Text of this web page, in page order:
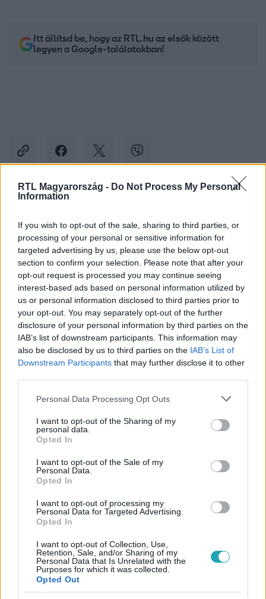
RTL Magyarország - Do Not Process My Personal
Information
If you wish to opt-out of the sale, sharing to third parties, or
processing of your personal or sensitive information for
targeted advertising by us, please use the below opt-out
section to confirm your selection. Please note that after your
opt-out request is processed you may continue seeing
interest-based ads based on personal information utilized by
us or personal information disclosed to third parties prior to
your opt-out. You may separately opt-out of the further
disclosure of your personal information by third parties on the
IAB’s list of downstream participants. This information may
also be disclosed by us to third parties on the IAB’s List of
Downstream Participants that may further disclose it to other
Please note that this website/app uses one or more Google
not limited to your visit or usage behaviour. You may click to
grant or deny consent to Google and its third-party tags to
use your data for below specified purposes in below Google
consent section.
Personal Data Processing Opt Outs
I want to opt-out of the Sharing of my
personal data.
Opted In
I want to opt-out of the Sale of my
Personal Data.
Opted In
I want to opt-out of processing my
Personal Data for Targeted Advertising.
Opted In
I want to opt-out of Collection, Use,
Retention, Sale, and/or Sharing of my
Personal Data that Is Unrelated with the
Purposes for which it was collected.
Opted Out
Itt állítsd be, hogy az RTL.hu az elsők között
legyen a Google-találatokban!
Facebookon is!
Követem
ÉJJEL-NAPPAL BUDAPEST # RTL KLUB
#ADÁSRÉSZLETEK #TONI #KORNÉL #SZEX
Népszerű